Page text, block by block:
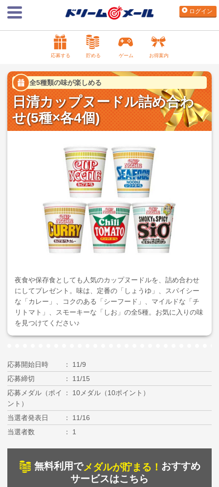
ログイン
応募する 貯める ゲーム お得案内
全5種類の味が楽しめる
日清カップヌードル詰め合わ
せ(5種×各4個)
夜食や保存食としても人気のカップヌードルを、詰め合わせ
にしてプレゼント。味は、定番の「しょうゆ」、スパイシー
な「カレー」、コクのある「シーフード」、マイルドな「チ
リトマト」、スモーキーな「しお」の全5種。お気に入りの味
を見つけてください♪
応募開始日時
11/9
応募締切
11/15
応募メダル（ポイ
ント）
10メダル（10ポイント）
当選者発表日
11/16
当選者数
1
無料利用でメダルが貯まる！ おすすめ
サービスはこちら